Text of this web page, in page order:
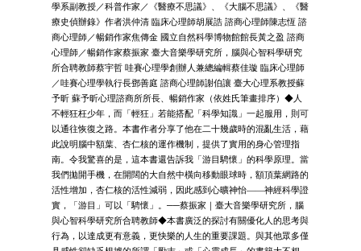
學系副教授／科普作家／《醫療不思議》、《大腦不思議》、《醫
療史偵辦錄》作者洪仲清 臨床心理師胡展誥 諮商心理師陳志恆 諮
商心理師／暢銷作家焦傳金 國立自然科學博物館館長黃之盈 諮商
心理師／暢銷作家蔡振家 臺大音樂學研究所，腦與心智科學研究
所合聘教師蔡宇哲 哇賽心理學創辦人兼總編輯蔡佳璇 臨床心理師
／哇賽心理學執行長鄧善庭 諮商心理師謝伯讓 臺大心理系教授蘇
予昕 蘇予昕心理諮商所所長、暢銷作家（依姓氏筆畫排序）◆人
不輕狂枉少年，而「輕狂」若能搭配「科學知識」一起服用，則可
以通往恢復之路。本書作者分享了他在二十幾歲時的混亂生活，藉
此說明腦中額葉、杏仁核的運作機制，提供了實用的身心管理指
南。令我驚喜的是，這本書還告訴我「游目騁懷」的科學原理。當
我們拋開手機，在開闊的大自然中橫向移動眼球時，額頂葉網路的
活性增加，杏仁核的活性減弱，因此感到心曠神怡——神經科學證
實，「游目」可以「騁懷」。──蔡振家｜臺大音樂學研究所，腦
與心智科學研究所合聘教師◆本書廣泛的探討有關優化人的思考與
行為，以達成更有意義，更快樂的人生的重要課題。與其他眾多僅